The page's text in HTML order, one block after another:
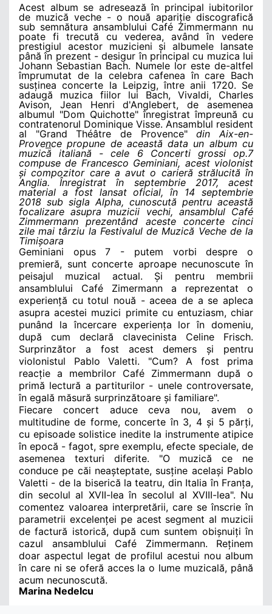
Acest album se adresează în principal iubitorilor
de muzică veche - o nouă apariție discografică
sub semnătura ansamblului Café Zimmermann nu
poate fi trecută cu vederea, având în vedere
prestigiul acestor muzicieni și albumele lansate
până în prezent - desigur în principal cu muzica lui
Johann Sebastian Bach. Numele lor este de-altfel
împrumutat de la celebra cafenea în care Bach
susținea concerte la Leipzig, între anii 1720. Se
adaugă muzica fiilor lui Bach, Vivaldi, Charles
Avison, Jean Henri d'Anglebert, de asemenea
albumul "Dom Quichotte" înregistrat împreună cu
contratenorul Dominique Visse. Ansamblul resident
al "GrandThéâtre de Provence"din Aix-en-
Provence propune de această data un album cu
muzică italiană - cele 6 Concerti grossi op.7
compuse de Francesco Geminiani, acest violonist
și compozitor care a avut o carieră strălucită în
Anglia. Înregistrat în septembrie 2017, acest
material a fost lansat oficial, în 14 septembrie
2018 sub sigla Alpha, cunoscută pentru această
focalizare asupra muzicii vechi, ansamblul Café
Zimmermann prezentând aceste concerte cinci
zile mai târziu la Festivalul de Muzică Veche de la
Timișoara
Geminiani opus 7 - putem vorbi despre o
premieră, sunt concerte aproape necunoscute în
peisajul muzical actual. Și pentru membrii
ansamblului Café Zimermann a reprezentat o
experiență cu totul nouă - aceea de a se apleca
asupra acestei muzici primite cu entuziasm, chiar
punând la încercare experiența lor în domeniu,
după cum declară clavecinista Celine Frisch.
Surprinzător a fost acest demers și pentru
violonistul Pablo Valetti. "Cum? A fost prima
reacție a membrilor Café Zimmermann după o
primă lectură a partiturilor - unele controversate,
în egală măsură surprinzătoare și familiare".
Fiecare concert aduce ceva nou, avem o
multitudine de forme,concerte în 3, 4 și 5 părți,
cu episoade solistice inedite la instrumente atipice
în epocă - fagot, spre exemplu, efecte speciale, de
asemenea texturi diferite. "O muzică ce ne
conduce pe căi neașteptate, susține același Pablo
Valetti - de la biserică la teatru, din Italia în Franța,
din secolul al XVII-lea în secolul al XVIII-lea". Nu
comentez valoarea interpretării, care se înscrie în
parametrii excelenței pe acest segment al muzicii
de factură istorică, după cum suntem obișnuiți în
cazul ansamblului Café Zimmermann. Reținem
doar aspectul legat de profilul acestui nou album
în care ni se oferă acces la o lume muzicală, până
acum necunoscută.
Marina Nedelcu